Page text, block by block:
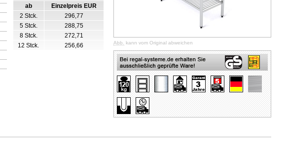
Abb. kann vom Original abweichen
ab
Einzelpreis EUR
2 Stck.
296,77
5 Stck.
288,75
8 Stck.
272,71
12 Stck.
256,66